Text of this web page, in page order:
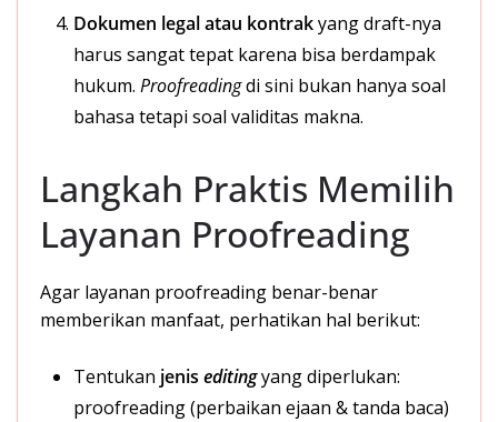
Dokumen legal atau kontrakyang draft-nya
harus sangat tepat karena bisa berdampak
hukum. Proofreadingdi sini bukan hanya soal
bahasa tetapi soal validitas makna.
Langkah Praktis Memilih
Layanan Proofreading
Agar layanan proofreading benar-benar
memberikan manfaat, perhatikan hal berikut:
Tentukan jenis editingyang diperlukan:
proofreading (perbaikan ejaan & tanda baca)